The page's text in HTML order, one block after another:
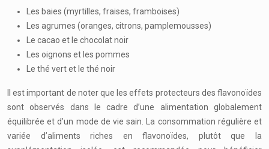
Les baies (myrtilles, fraises, framboises)
Les agrumes (oranges, citrons, pamplemousses)
Le cacao et le chocolat noir
Les oignons et les pommes
Le thé vert et le thé noir
Il est important de noter que les effets protecteurs des flavonoïdes
sont observés dans le cadre d’une alimentation globalement
équilibrée et d’un mode de vie sain. La consommation régulière et
variée d’aliments riches en flavonoïdes, plutôt que la